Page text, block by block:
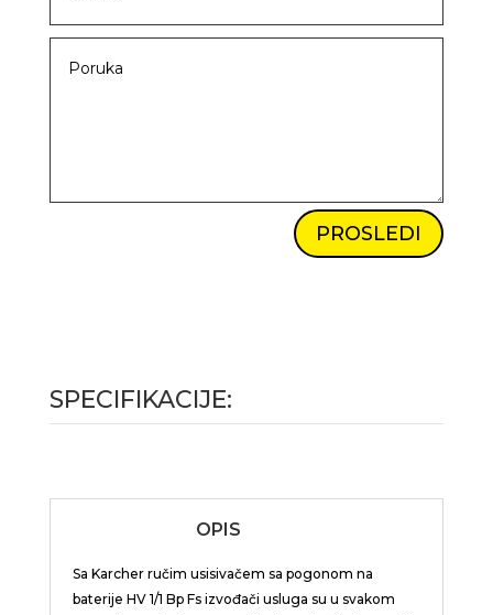
PROSLEDI
SPECIFIKACIJE:
OPIS
Sa Karcher ručim usisivačem sa pogonom na
baterije HV 1/1 Bp Fs izvođači usluga su u svakom